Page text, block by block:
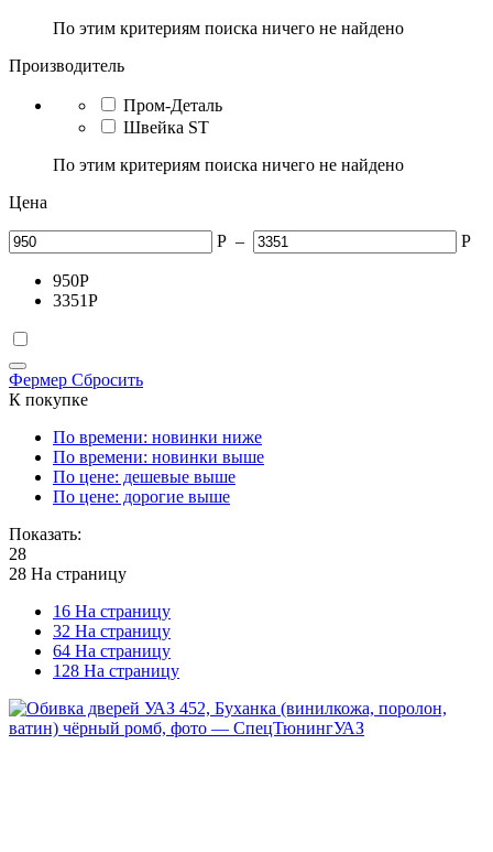
По этим критериям поиска ничего не найдено
Производитель
Пром-Деталь
Швейка ST
По этим критериям поиска ничего не найдено
Цена
Р – Р
950Р
3351Р
Фермер Сбросить
К покупке
По времени: новинки ниже
По времени: новинки выше
По цене: дешевые выше
По цене: дорогие выше
Показать:
28
28 На страницу
16 На страницу
32 На страницу
64 На страницу
128 На страницу